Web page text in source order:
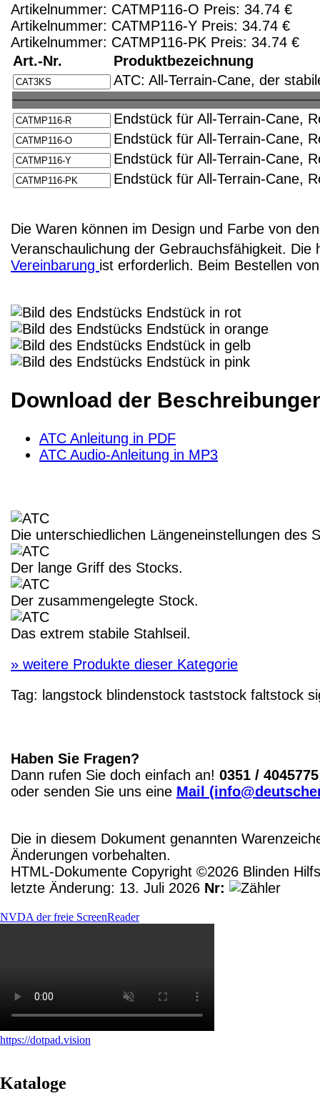
Artikelnummer: CATMP116-O Preis: 34.74 €
Artikelnummer: CATMP116-Y Preis: 34.74 €
Artikelnummer: CATMP116-PK Preis: 34.74 €
Art.-Nr.
Produktbezeichnung
ATC: All-Terrain-Cane, der
Endstück für All-Terrain-Cane,
Endstück für All-Terrain-Cane,
Endstück für All-Terrain-Cane,
Endstück für All-Terrain-Cane,
Die Waren können im Design und Farbe von
Veranschaulichung der Gebrauchsfähigkeit.
Vereinbarung ist erforderlich. Beim Bestellen
Endstück in rot
Endstück in orange
Endstück in gelb
Endstück in pink
Download der
ATC Anleitung in PDF
ATC Audio-Anleitung in MP3
Die unterschiedlichen Längeneinstellungen des
Der lange Griff des Stocks.
Der zusammengelegte Stock.
Das extrem stabile Stahlseil.
» weitere Produkte dieser Kategorie
Tag: langstock blindenstock taststock faltstock
Haben Sie Fragen?
Dann rufen Sie doch einfach an! 0351 / 4045775
oder senden Sie uns eine Mail
Die in diesem Dokument genannten
Änderungen vorbehalten.
HTML-Dokumente Copyright ©2026 Blinden
letzte Änderung: 13. Juli 2026 Nr:
NVDA der freie ScreenReader
https://dotpad.vision
Kataloge